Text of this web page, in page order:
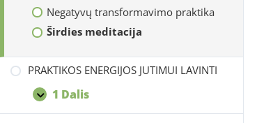
Negatyvų transformavimo praktika
Širdies meditacija
PRAKTIKOS ENERGIJOS JUTIMUI LAVINTI
IŠSKLEISTI
PRAKTIKOS
ENERGIJOS
1 Dalis